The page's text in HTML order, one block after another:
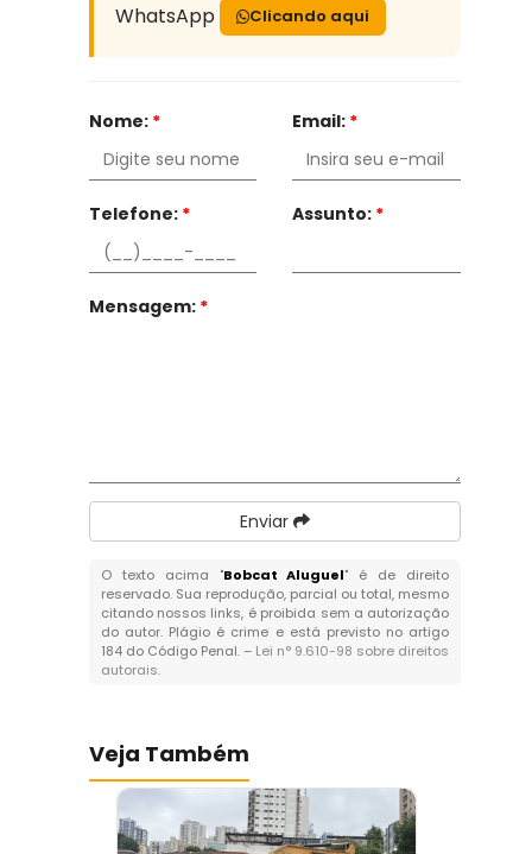
WhatsApp
Clicando aqui
Nome: * Email: *
Telefone: * Assunto: *
Mensagem: *
Enviar
O texto acima "Bobcat Aluguel" é de direito
reservado. Sua reprodução, parcial ou total, mesmo
citando nossos links, é proibida sem a autorização
do autor. Plágio é crime e está previsto no artigo
184 do Código Penal. – Lei n° 9.610-98 sobre direitos
autorais.
Veja Também